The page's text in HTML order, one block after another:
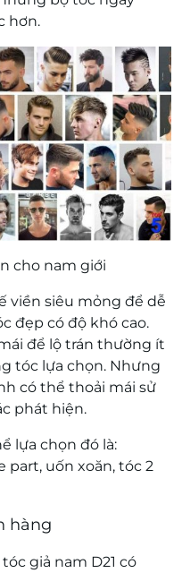
hơn.
cho nam giới
viền siêu mỏng để dễ
đẹp có độ khó cao.
để lộ trán thường ít
tóc lựa chọn. Nhưng
có thể thoải mái sử
phát hiện.
lựa chọn đó là:
part, uốn xoăn, tóc 2
hàng
giả nam D21 có